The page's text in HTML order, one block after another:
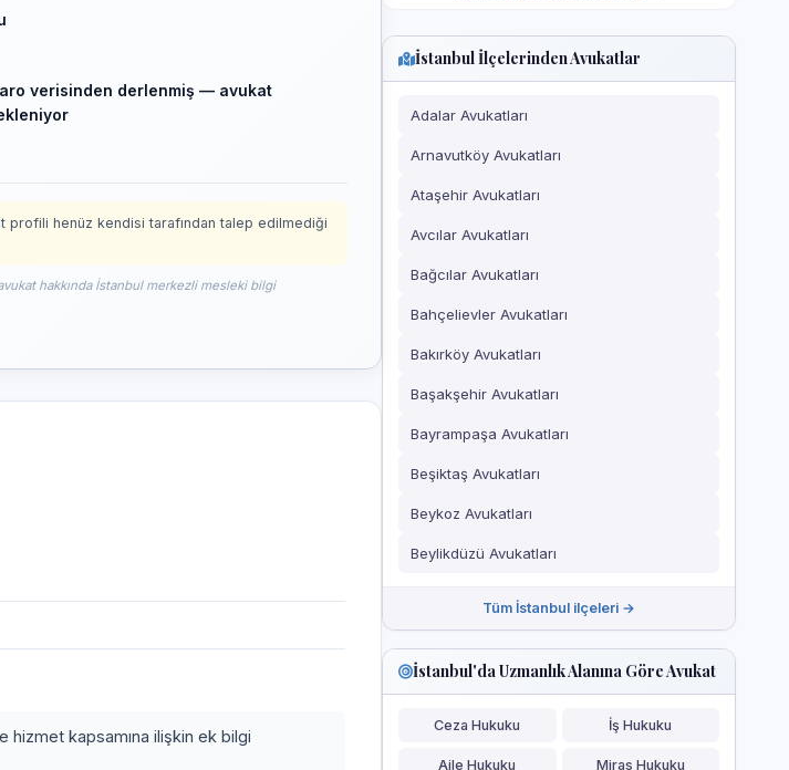
verisinden derlenmiş — avukat
profili henüz kendisi tarafından talep edilmediği
hakkında İstanbul merkezli mesleki bilgi
hizmet kapsamına ilişkin ek bilgi
İstanbul İlçelerinden Avukatlar
Adalar Avukatları
Arnavutköy Avukatları
Ataşehir Avukatları
Avcılar Avukatları
Bağcılar Avukatları
Bahçelievler Avukatları
Bakırköy Avukatları
Başakşehir Avukatları
Bayrampaşa Avukatları
Beşiktaş Avukatları
Beykoz Avukatları
Beylikdüzü Avukatları
Tüm İstanbul ilçeleri →
İstanbul'da Uzmanlık Alanına Göre Avukat
Ceza Hukuku İş Hukuku
Aile Hukuku Miras Hukuku